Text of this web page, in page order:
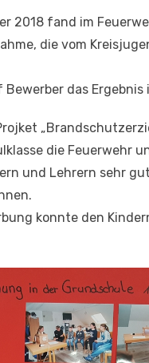
2018 fand im
die vom
das Ergebnis
die Feuerwehr
und Lehrern sehr
konnte den